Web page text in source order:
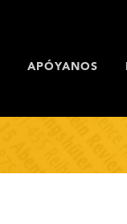
APÓYANOS